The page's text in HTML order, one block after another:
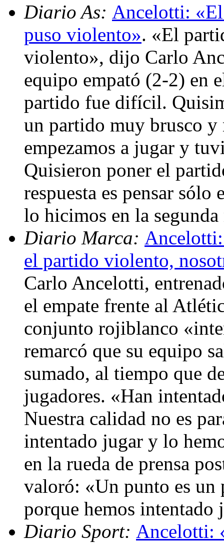
Diario As: Ancelotti:
puso violento». «El
violento», dijo Carlo
equipo empató (2-2) en
partido fue difícil.
un partido muy brusco
empezamos a jugar y
Quisieron poner el
respuesta es pensar
lo hicimos en la
Diario Marca:
el partido violento,
Carlo Ancelotti,
el empate frente al
conjunto rojiblanco
remarcó que su equipo
sumado, al tiempo que
jugadores. «Han
Nuestra calidad no es
intentado jugar y lo
en la rueda de prensa
valoró: «Un punto es
porque hemos
Diario Sport: Ancelotti: